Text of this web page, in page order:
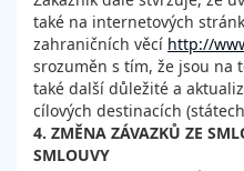
také na internetových
zahraničních věcí http://
srozuměn s tím, že jsou na
také další důležité a
cílových destinacích
4. ZMĚNA ZÁVAZKŮ ZE
SMLOUVY